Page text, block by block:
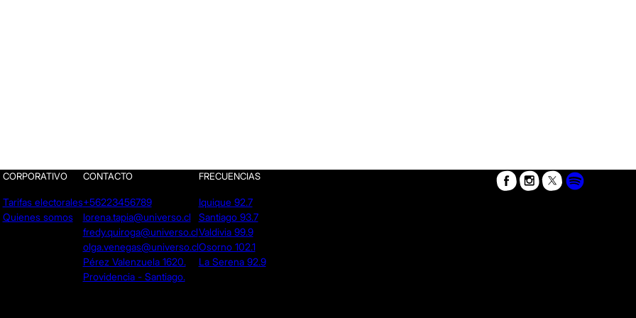
CORPORATIVO
Tarifas electorales
Quienes somos
CONTACTO
+56223456789
lorena.tapia@universo.cl
fredy.quiroga@universo.cl
olga.venegas@universo.cl
Pérez Valenzuela 1620.
Providencia - Santiago.
FRECUENCIAS
Iquique 92.7
Santiago 93.7
Valdivia 99.9
Osorno 102.1
La Serena 92.9